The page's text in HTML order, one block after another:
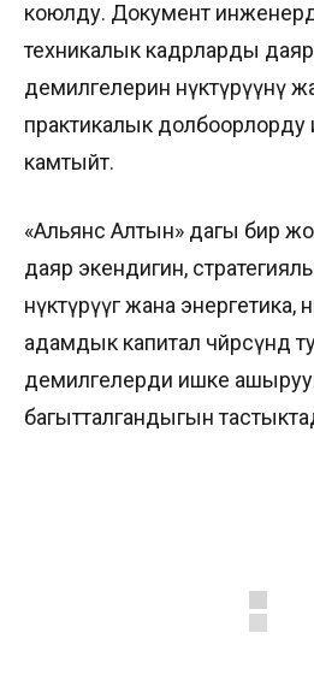
коюлду. Документ
техникалык кадрларды
демилгелерин өнүктүрүүнү
практикалык
камтыйт.
«Альянс Алтын» дагы бир
даяр экендигин, стратегиялык
өнүктүрүүгө жана энергетика,
адамдык капитал чөйрөсүндө
демилгелерди ишке
багытталгандыгын